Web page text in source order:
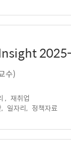
수)
, 재취업
일자리, 정책자료